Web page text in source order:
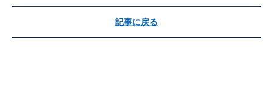
記事に戻る